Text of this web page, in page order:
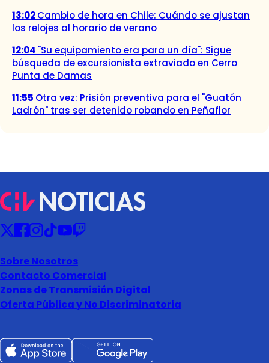
13:02Cambio de hora en Chile: Cuándo se ajustan
los relojes al horario de verano
12:04 "Su equipamiento era para un día": Sigue
búsqueda de excursionista extraviado en Cerro
Punta de Damas
11:55 Otra vez: Prisión preventiva para el "Guatón
Ladrón" tras ser detenido robando en Peñaflor
Sobre Nosotros
Contacto Comercial
Zonas de Transmisión Digital
Oferta Pública y No Discriminatoria